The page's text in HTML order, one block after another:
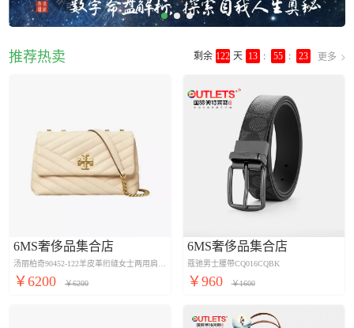
推荐热卖 剩余 122 天 13 : 55 : 23 更多
6MS奢侈品集合店
￥6200 ￥6200
6MS奢侈品集合店
蔻驰男士腰带CQ016CQBK
￥960 ￥1600